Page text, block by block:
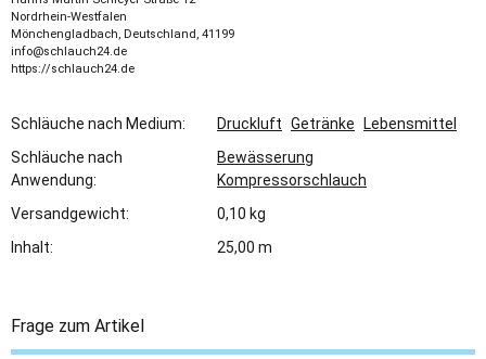
Nordrhein-Westfalen
Mönchengladbach, Deutschland, 41199
info@schlauch24.de
https://schlauch24.de
Schläuche nach Medium: Druckluft Getränke
Lebensmittel
Schläuche nach
Anwendung:
Bewässerung
Kompressorschlauch
Versandgewicht:
0,10 kg
Inhalt:
25,00 m
Frage zum Artikel